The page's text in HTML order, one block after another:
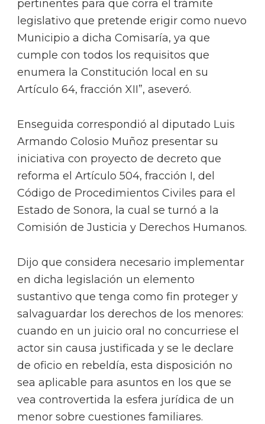
pertinentes para que corra el trámite
legislativo que pretende erigir como nuevo
Municipio a dicha Comisaría, ya que
cumple con todos los requisitos que
enumera la Constitución local en su
Artículo 64, fracción XII”, aseveró.
Enseguida correspondió al diputado Luis
Armando Colosio Muñoz presentar su
iniciativa con proyecto de decreto que
reforma el Artículo 504, fracción I, del
Código de Procedimientos Civiles para el
Estado de Sonora, la cual se turnó a la
Comisión de Justicia y Derechos Humanos.
Dijo que considera necesario implementar
en dicha legislación un elemento
sustantivo que tenga como fin proteger y
salvaguardar los derechos de los menores:
cuando en un juicio oral no concurriese el
actor sin causa justificada y se le declare
de oficio en rebeldía, esta disposición no
sea aplicable para asuntos en los que se
vea controvertida la esfera jurídica de un
menor sobre cuestiones familiares.